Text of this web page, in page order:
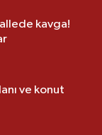
kavga!
ve konut